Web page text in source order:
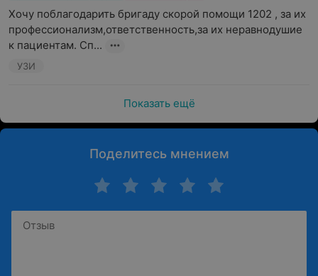
Хочу поблагодарить бригаду скорой помощи 1202 , за их
профессионализм,ответственность,за их неравнодушие
к пациентам. Сп...
УЗИ
Показать ещё
Поделитесь мнением